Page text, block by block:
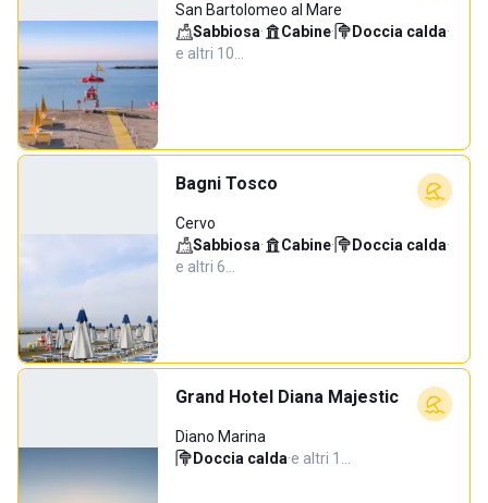
San Bartolomeo al Mare
Sabbiosa· Cabine· Doccia calda·
e altri 10…
Bagni Tosco
Cervo
Sabbiosa· Cabine· Doccia calda·
e altri 6…
Grand Hotel Diana Majestic
Diano Marina
Doccia calda·e altri 1…